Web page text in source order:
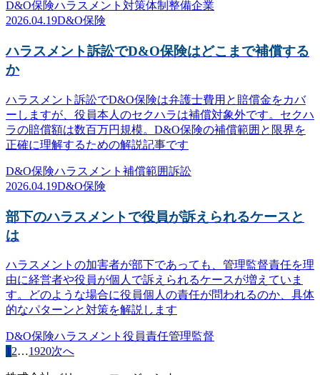
D&O保険ハラスメント対策体制整備企業
2026.04.19D&O保険
ハラスメント訴訟でD&O保険はどこまで補償する
か
ハラスメント訴訟でD&O保険は弁護士費用と賠償金をカバ
ーしますが、役員本人のセクハラは補償対象外です。セクハ
ラの賠償額は数百万円規模。D&O保険の補償範囲と限界を
正確に理解するための解説記事です
D&O保険ハラスメント 補償範囲訴訟
2026.04.19D&O保険
部下のハラスメントで役員が訴えられるケースと
は
ハラスメントの加害者が部下であっても、管理監督責任を理
由に経営者や役員が個人で訴えられるケースが増えていま
す。どのような場合に役員個人の責任が問われるのか、具体
的なパターンと対策を解説します
D&O保険ハラスメント 役員責任管理監督
1 2…1920次へ